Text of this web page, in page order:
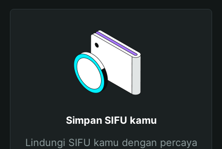
Simpan SIFU kamu
Lindungi SIFU kamu dengan percaya